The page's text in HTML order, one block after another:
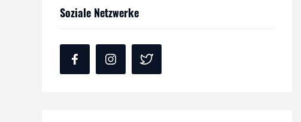
Soziale Netzwerke